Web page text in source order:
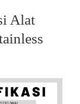
Alat